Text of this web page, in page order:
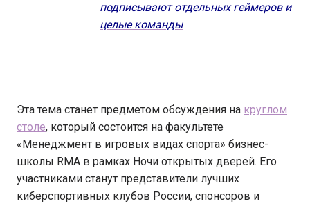
подписывают отдельных геймеров и
целые команды
Эта тема станет предметом обсуждения на круглом
столе, который состоится на факультете
«Менеджмент в игровых видах спорта» бизнес-
школы RMA в рамках Ночи открытых дверей. Его
участниками станут представители лучших
киберспортивных клубов России, спонсоров и